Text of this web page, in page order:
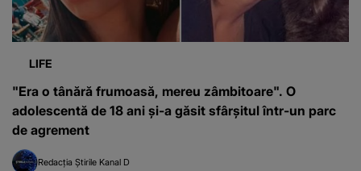
LIFE
"Era o tânără frumoasă, mereu zâmbitoare". O
adolescentă de 18 ani și-a găsit sfârșitul într-un parc
de agrement
Redacția Știrile Kanal D